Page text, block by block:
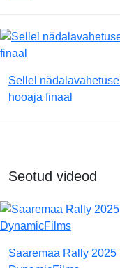
Sellel
hooaja finaal
Seotud videod
Saaremaa Rally 2025